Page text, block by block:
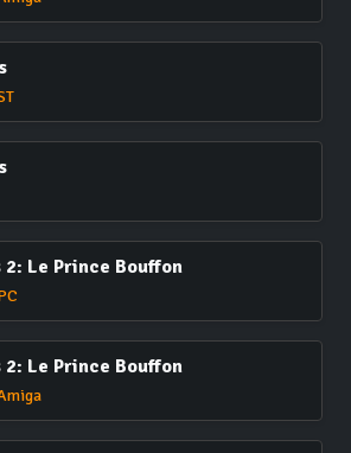
Le Prince Bouffon
Le Prince Bouffon